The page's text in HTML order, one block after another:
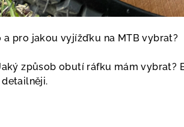
a pro jakou vyjížďku na MTB vybrat?
způsob obutí ráfku mám vybrat?